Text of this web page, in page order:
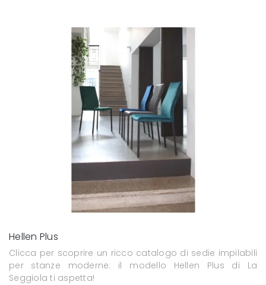
Hellen Plus
Clicca per scoprire un ricco catalogo di sedie impilabili
per stanze moderne: il modello Hellen Plus di La
Seggiola ti aspetta!